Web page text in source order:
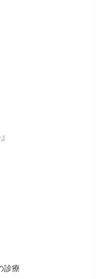
診療